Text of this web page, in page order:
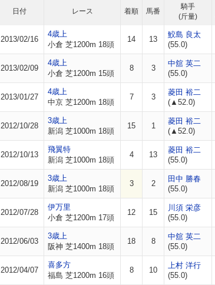
日付 レース 着順 馬番
騎手
(斤量)
2013/02/16
4歳上
小倉 芝1200m 18頭
14 13
鮫島 良太
(55.0)
2013/02/09
4歳上
小倉 芝1200m 15頭
8 3
中舘 英二
(55.0)
2013/01/27
4歳上
中京 芝1200m 18頭
7 3
菱田 裕二
(▲52.0)
2012/10/28
3歳上
新潟 芝1000m 18頭
15 1
菱田 裕二
(▲52.0)
2012/10/13
飛翼特
新潟 芝1000m 18頭
4 13
菱田 裕二
(55.0)
2012/08/19
3歳上
新潟 芝1000m 18頭
3 2
田中 勝春
(55.0)
2012/07/28
伊万里
小倉 芝1200m 17頭
12 15
川須 栄彦
(55.0)
2012/06/03
3歳上
阪神 芝1400m 18頭
18 8
中舘 英二
(55.0)
2012/04/07
喜多方
福島 芝1200m 16頭
8 10
上村 洋行
(55.0)